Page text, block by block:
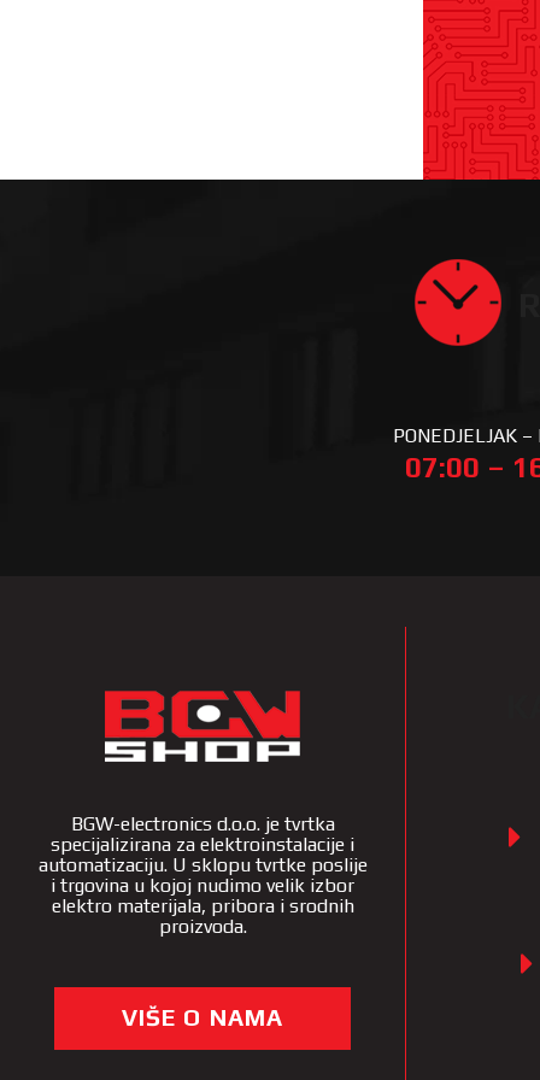
PONEDJELJAK
07:00 –
BGW-electronics d.o.o. je tvrtka
specijalizirana za elektroinstalacije i
automatizaciju. U sklopu tvrtke poslije
i trgovina u kojoj nudimo velik izbor
elektro materijala, pribora i srodnih
proizvoda.
VIŠE O NAMA